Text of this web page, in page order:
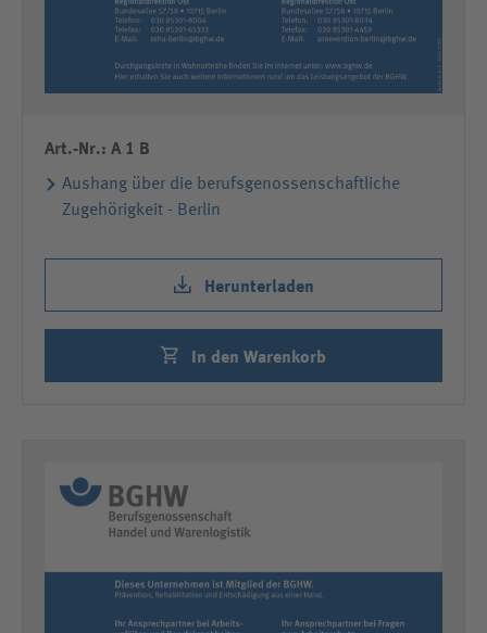
Art.-Nr.: A 1 B
Aushang über die berufsgenossenschaftliche
Zugehörigkeit - Berlin
Herunterladen
In den Warenkorb